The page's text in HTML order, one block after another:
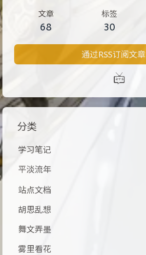
文章
68
标签
30
通过RSS订阅文章
分类
学习笔记
平淡流年
站点文档
胡思乱想
舞文弄墨
雾里看花